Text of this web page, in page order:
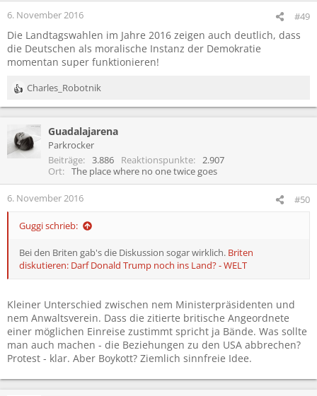
:
6. November 2016 #49
Die Landtagswahlen im Jahre 2016 zeigen auch deutlich, dass
die Deutschen als moralische Instanz der Demokratie
momentan super funktionieren!
R
e
k
t
i
n
Charles_Robotnik
Guadalajarena
Parkrocker
Beiträge
3.886 Reaktionspunkte
2.907
Ort
The place where no one twice goes
6. November 2016 #50
Guggi schrieb:
Bei den Briten gab's die Diskussion sogar wirklich. Briten
diskutieren: Darf Donald Trump noch ins Land? - WELT
Kleiner Unterschied zwischen nem Ministerpräsidenten und
nem Anwaltsverein. Dass die zitierte britische Angeordnete
einer möglichen Einreise zustimmt spricht ja Bände. Was sollte
man auch machen - die Beziehungen zu den USA abbrechen?
Protest - klar. Aber Boykott? Ziemlich sinnfreie Idee.